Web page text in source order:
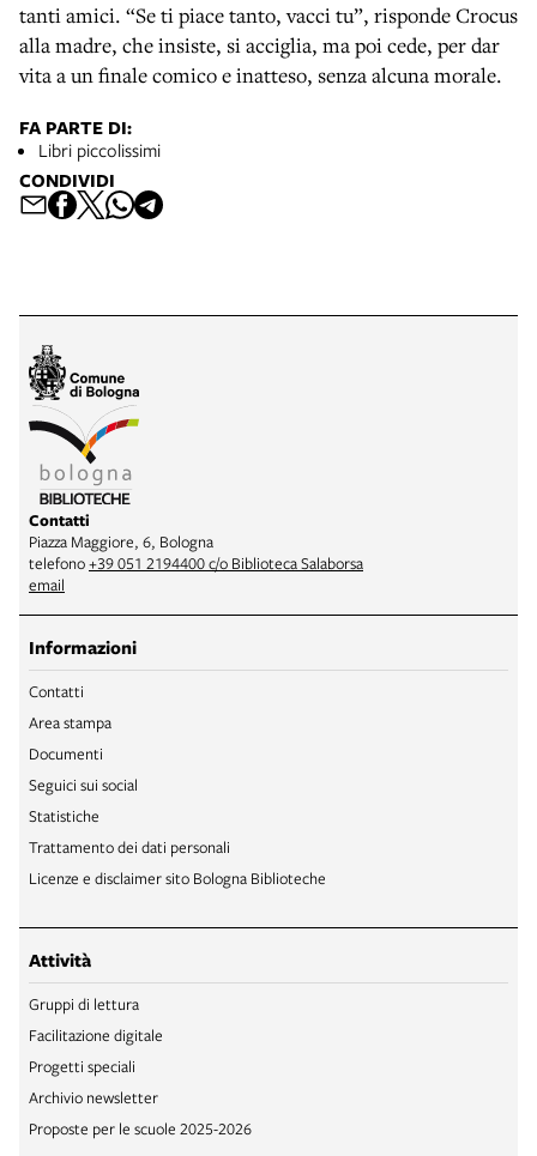
tanti amici. “Se ti piace tanto, vacci tu”, risponde Crocus
alla madre, che insiste, si acciglia, ma poi cede, per dar
vita a un finale comico e inatteso, senza alcuna morale.
FA PARTE DI:
Libri piccolissimi
CONDIVIDI
Contatti
Piazza Maggiore, 6, Bologna
telefono+39 051 2194400 c/o Biblioteca Salaborsa
email
Informazioni
Contatti
Area stampa
Documenti
Seguici sui social
Statistiche
Trattamento dei dati personali
Licenze e disclaimer sito Bologna Biblioteche
Attività
Gruppi di lettura
Facilitazione digitale
Progetti speciali
Archivio newsletter
Proposte per le scuole 2025-2026